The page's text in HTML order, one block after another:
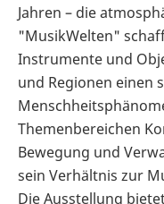
Jahren – die
"MusikWelten"
Instrumente und
und Regionen einen
Themenbereichen
Bewegung und
sein Verhältnis zur
Die Ausstellung